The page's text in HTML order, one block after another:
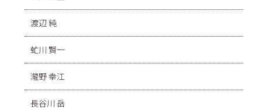
渡辺 純
虻川 賢一
瀧野 幸江
長谷川 岳